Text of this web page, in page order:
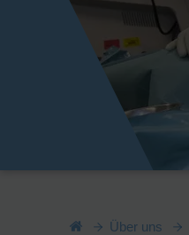
Über uns